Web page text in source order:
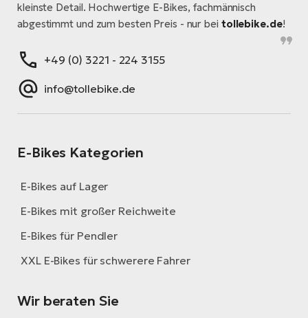
kleinste Detail. Hochwertige E-Bikes, fachmännisch
abgestimmt und zum besten Preis - nur bei tollebike.de!
+49 (0) 3221 - 224 3155
info@tollebike.de
E-Bikes Kategorien
E-Bikes auf Lager
E-Bikes mit großer Reichweite
E-Bikes für Pendler
XXL E-Bikes für schwerere Fahrer
Wir beraten Sie